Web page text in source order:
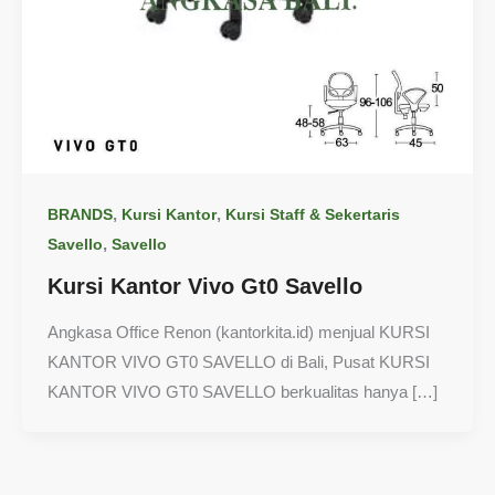
BRANDS, Kursi Kantor, Kursi Staff & Sekertaris
Savello, Savello
Kursi Kantor Vivo Gt0 Savello
Angkasa Office Renon (kantorkita.id) menjual KURSI
KANTOR VIVO GT0 SAVELLO di Bali, Pusat KURSI
KANTOR VIVO GT0 SAVELLO berkualitas hanya […]